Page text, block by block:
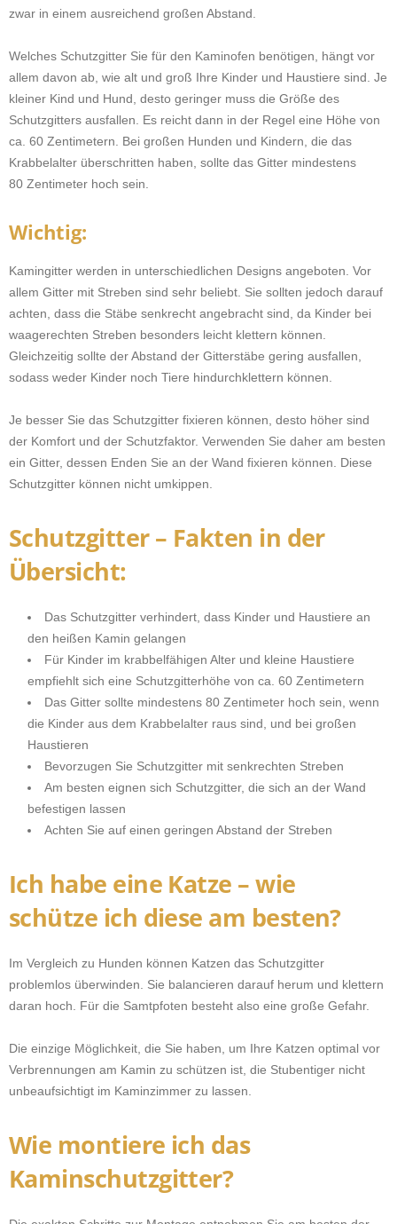
zwar in einem ausreichend großen Abstand.
Welches Schutzgitter Sie für den Kaminofen benötigen, hängt vor
allem davon ab, wie alt und groß Ihre Kinder und Haustiere sind. Je
kleiner Kind und Hund, desto geringer muss die Größe des
Schutzgitters ausfallen. Es reicht dann in der Regel eine Höhe von
ca. 60 Zentimetern. Bei großen Hunden und Kindern, die das
Krabbelalter überschritten haben, sollte das Gitter mindestens
80 Zentimeter hoch sein.
Wichtig:
Kamingitter werden in unterschiedlichen Designs angeboten. Vor
allem Gitter mit Streben sind sehr beliebt. Sie sollten jedoch darauf
achten, dass die Stäbe senkrecht angebracht sind, da Kinder bei
waagerechten Streben besonders leicht klettern können.
Gleichzeitig sollte der Abstand der Gitterstäbe gering ausfallen,
sodass weder Kinder noch Tiere hindurchklettern können.
Je besser Sie das Schutzgitter fixieren können, desto höher sind
der Komfort und der Schutzfaktor. Verwenden Sie daher am besten
ein Gitter, dessen Enden Sie an der Wand fixieren können. Diese
Schutzgitter können nicht umkippen.
Schutzgitter – Fakten in der
Übersicht:
Das Schutzgitter verhindert, dass Kinder und Haustiere an
den heißen Kamin gelangen
Für Kinder im krabbelfähigen Alter und kleine Haustiere
empfiehlt sich eine Schutzgitterhöhe von ca. 60 Zentimetern
Das Gitter sollte mindestens 80 Zentimeter hoch sein, wenn
die Kinder aus dem Krabbelalter raus sind, und bei großen
Haustieren
Bevorzugen Sie Schutzgitter mit senkrechten Streben
Am besten eignen sich Schutzgitter, die sich an der Wand
befestigen lassen
Achten Sie auf einen geringen Abstand der Streben
Ich habe eine Katze – wie
schütze ich diese am besten?
Im Vergleich zu Hunden können Katzen das Schutzgitter
problemlos überwinden. Sie balancieren darauf herum und klettern
daran hoch. Für die Samtpfoten besteht also eine große Gefahr.
Die einzige Möglichkeit, die Sie haben, um Ihre Katzen optimal vor
Verbrennungen am Kamin zu schützen ist, die Stubentiger nicht
unbeaufsichtigt im Kaminzimmer zu lassen.
Wie montiere ich das
Kaminschutzgitter?